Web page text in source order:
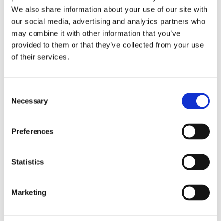
We also share information about your use of our site with
our social media, advertising and analytics partners who
may combine it with other information that you’ve
provided to them or that they’ve collected from your use
of their services.
Selection
Necessary
Preferences
Statistics
Marketing
2800L
350L
385L
SEURAA MEITÄ:
Facebook Instagram
KAIVINKONE